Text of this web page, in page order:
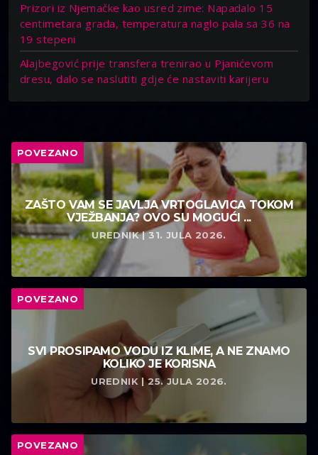
Prizori iz Njemačke kao usred zime: Napadalo 15
centimetara grada, temperatura naglo pala sa 36 na
19 stepeni
Alajbegović prije transfera trenirao u Pjanićevom
dresu, dalo se naslutiti gdje će nastaviti karijeru
POVEZANO
ZAŠTO VAM SE JAVLJA VRTOGLAVICA TOKOM
VJEŽBANJA? OVO SU MOGUĆI ...
UREDNIK | 31. JULA 2026.
POVEZANO
SVI PROSIPAMO VODU IZ KLIME, A NE ZNAMO
KOLIKO JE KORISNA
UREDNIK | 25. JULA 2026.
POVEZANO